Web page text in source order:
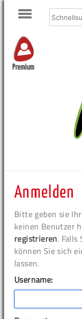
Premium
Anmelden
Bitte geben sie
keinen Benutzer
registrieren. Falls
können Sie sich
lassen.
Username: